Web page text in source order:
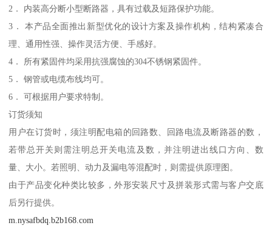
2． 内装高分断小型断路器，具有过载及短路保护功能。
3． 本产品全面推出新型优化的设计方案及操作机构，结构紧凑合
理、通用性强、操作灵活方便、手感好。
4． 所有紧固件均采用抗强腐蚀的304不锈钢紧固件。
5． 钢管或电缆布线均可。
6． 可根据用户要求特制。
订货须知
用户在订货时，须注明配电箱的回路数、回路电流及断路器的数，
若带总开关则需注明总开关电流及数，并注明进出线口方向、数
量、大小。若照明、动力及漏电等混配时，则需提供原理图。
由于产品变化种类比较多，外形安装尺寸及拼装形式需与客户交底
后另行提供。
m.nysafbdq.b2b168.com